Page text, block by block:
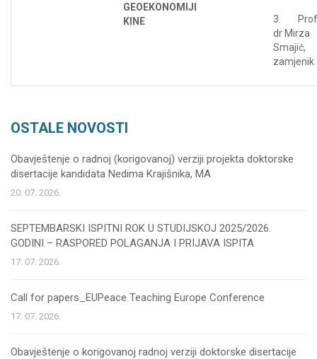
GEOEKONOMIJI
KINE
3.
dr Mirza
Smajić,
zamjenik
OSTALE NOVOSTI
Obavještenje o radnoj (korigovanoj) verziji projekta doktorske
disertacije kandidata Nedima Krajišnika, MA
20. 07. 2026.
SEPTEMBARSKI ISPITNI ROK U STUDIJSKOJ 2025/2026.
GODINI – RASPORED POLAGANJA I PRIJAVA ISPITA
17. 07. 2026.
Call for papers_EUPeace Teaching Europe Conference
17. 07. 2026.
Obavještenje o korigovanoj radnoj verziji doktorske disertacije